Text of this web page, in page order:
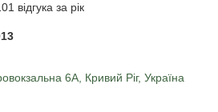
відгука за рік
6А, Кривий Ріг, Україна